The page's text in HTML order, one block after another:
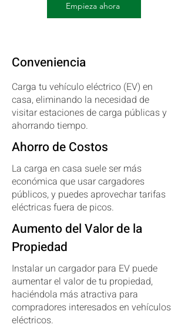
Empieza ahora
Conveniencia
Carga tu vehículo eléctrico (EV) en
casa, eliminando la necesidad de
visitar estaciones de carga públicas y
ahorrando tiempo.
Ahorro de Costos
La carga en casa suele ser más
económica que usar cargadores
públicos, y puedes aprovechar tarifas
eléctricas fuera de picos.
Aumento del Valor de la
Propiedad
Instalar un cargador para EV puede
aumentar el valor de tu propiedad,
haciéndola más atractiva para
compradores interesados en vehículos
eléctricos.